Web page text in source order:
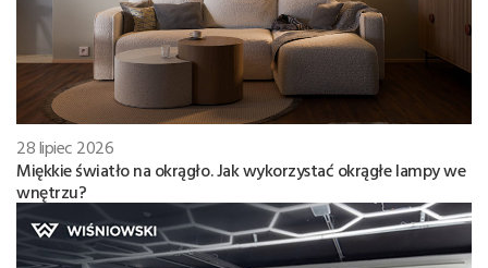
28 lipiec 2026
Miękkie światło na okrągło. Jak wykorzystać okrągłe lampy we
wnętrzu?